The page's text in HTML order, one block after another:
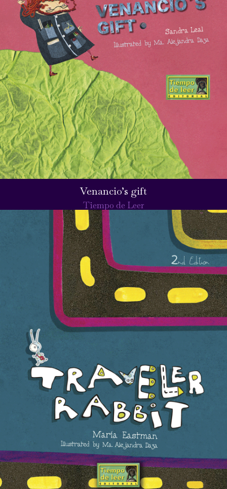
Venancio’s gift
Tiempo de Leer